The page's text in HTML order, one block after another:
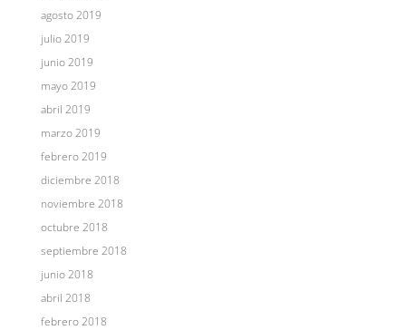
agosto 2019
julio 2019
junio 2019
mayo 2019
abril 2019
marzo 2019
febrero 2019
diciembre 2018
noviembre 2018
octubre 2018
septiembre 2018
junio 2018
abril 2018
febrero 2018